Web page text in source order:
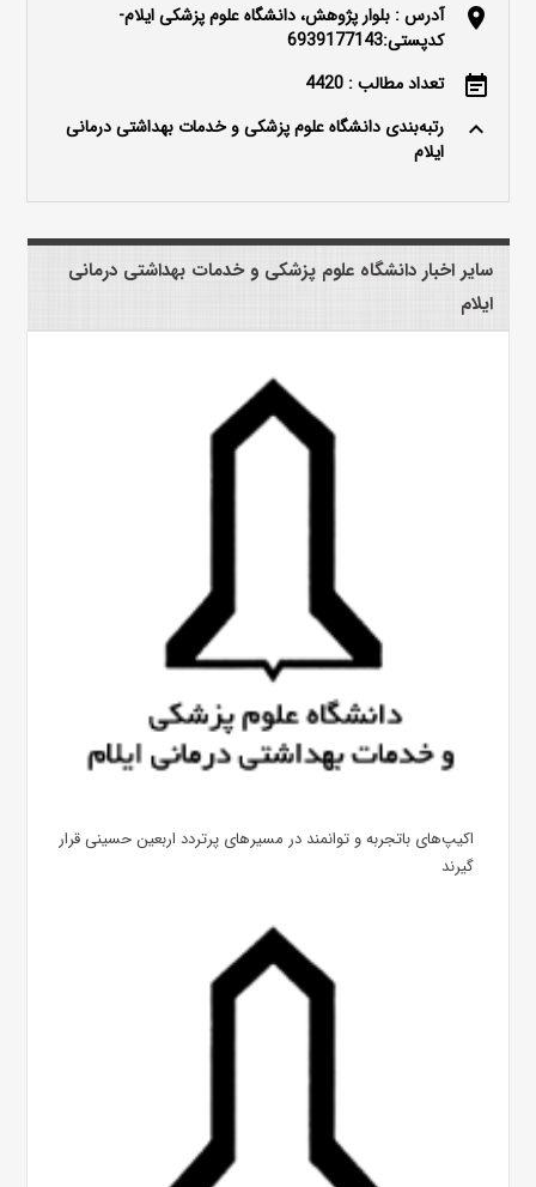
location_on
آدرس : بلوار پژوهش، دانشگاه علوم پزشکی ایلام-
کدپستی:6939177143
event_note تعداد مطالب : 4420
keyboard_arrow_up
رتبه‌بندی دانشگاه علوم پزشکی و خدمات بهداشتی درمانی
ایلام
سایر اخبار دانشگاه علوم پزشکی و خدمات بهداشتی درمانی
ایلام
اکیپ‌های باتجربه و توانمند در مسیرهای پرتردد اربعین حسینی قرار
گیرند